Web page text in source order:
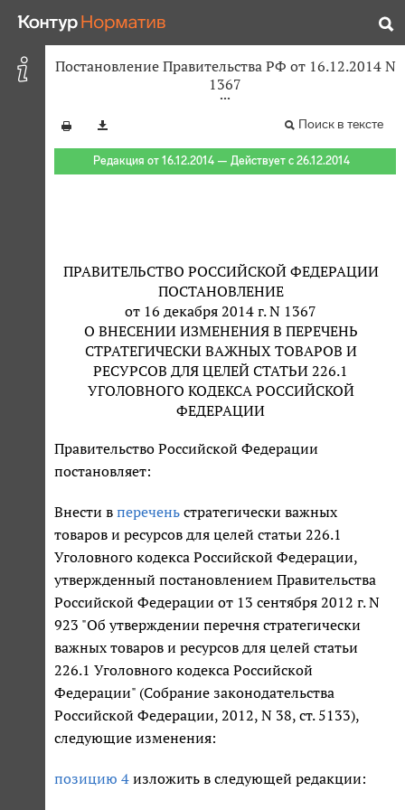
Постановление Правительства РФ от 16.12.2014 N
1367
Поиск в тексте
Редакция от 16.12.2014 — Действует с 26.12.2014
ПРАВИТЕЛЬСТВО РОССИЙСКОЙ ФЕДЕРАЦИИ
ПОСТАНОВЛЕНИЕ
от 16 декабря 2014 г. N 1367
О ВНЕСЕНИИ ИЗМЕНЕНИЯ В ПЕРЕЧЕНЬ
СТРАТЕГИЧЕСКИ ВАЖНЫХ ТОВАРОВ И
РЕСУРСОВ ДЛЯ ЦЕЛЕЙ СТАТЬИ 226.1
УГОЛОВНОГО КОДЕКСА РОССИЙСКОЙ
ФЕДЕРАЦИИ
Правительство Российской Федерации
постановляет:
Внести в перечень стратегически важных
товаров и ресурсов для целей статьи 226.1
Уголовного кодекса Российской Федерации,
утвержденный постановлением Правительства
Российской Федерации от 13 сентября 2012 г. N
923 "Об утверждении перечня стратегически
важных товаров и ресурсов для целей статьи
226.1 Уголовного кодекса Российской
Федерации" (Собрание законодательства
Российской Федерации, 2012, N 38, ст. 5133),
следующие изменения:
позицию 4 изложить в следующей редакции: